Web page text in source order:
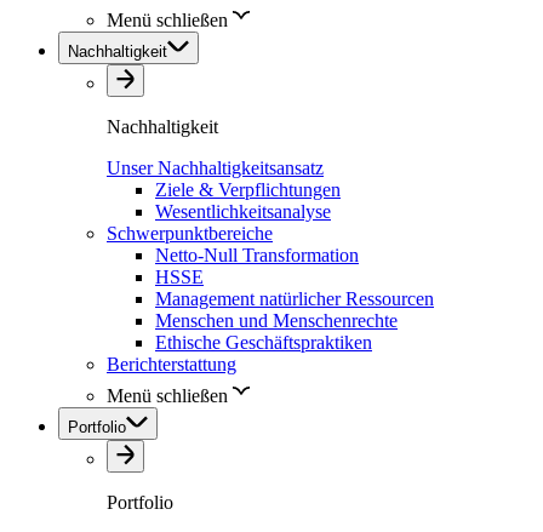
Menü schließen
Nachhaltigkeit
Nachhaltigkeit
Unser Nachhaltigkeitsansatz
Ziele & Verpflichtungen
Wesentlichkeitsanalyse
Schwerpunktbereiche
Netto-Null Transformation
HSSE
Management natürlicher Ressourcen
Menschen und Menschenrechte
Ethische Geschäftspraktiken
Berichterstattung
Menü schließen
Portfolio
Portfolio